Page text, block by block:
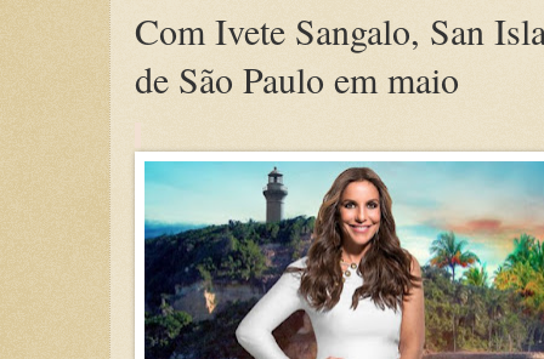
Com Ivete Sangalo, San
de São Paulo em maio